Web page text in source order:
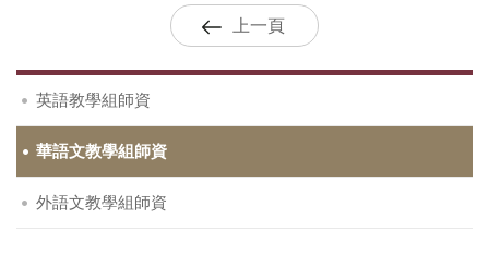
上一頁
英語教學組師資
華語文教學組師資
外語文教學組師資